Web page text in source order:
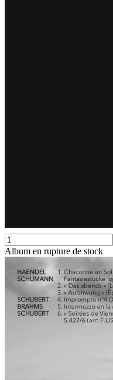
Album en rupture de stock